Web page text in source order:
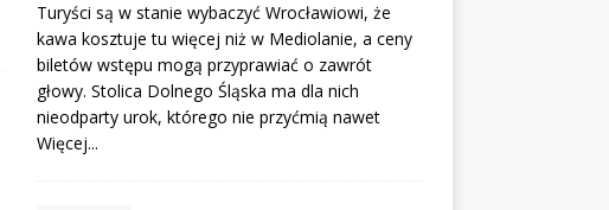
Turyści są w stanie wybaczyć Wrocławiowi, że
kawa kosztuje tu więcej niż w Mediolanie, a ceny
biletów wstępu mogą przyprawiać o zawrót
głowy. Stolica Dolnego Śląska ma dla nich
nieodparty urok, którego nie przyćmią nawet
Więcej...